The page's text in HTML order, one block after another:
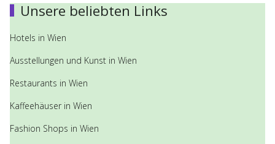
Unsere beliebten Links
Hotels in Wien
Ausstellungen und Kunst in Wien
Restaurants in Wien
Kaffeehäuser in Wien
Fashion Shops in Wien